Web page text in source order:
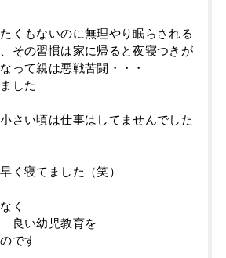
くもないのに無理やり眠らされる
その習慣は家に帰ると夜寝つきが
って親は悪戦苦闘・・・
した
さい頃は仕事はしてませんでした
く寝てました（笑）
く
良い幼児教育を
です